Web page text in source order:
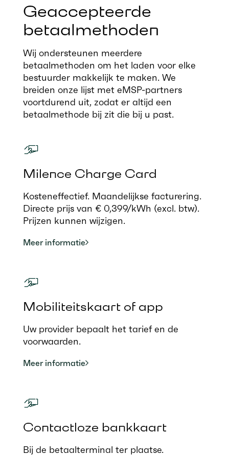
Geaccepteerde
betaalmethoden
Wij ondersteunen meerdere
betaalmethoden om het laden voor elke
bestuurder makkelijk te maken. We
breiden onze lijst met eMSP-partners
voortdurend uit, zodat er altijd een
betaalmethode bij zit die bij u past.
Milence Charge Card
Kosteneffectief. Maandelijkse facturering.
Directe prijs van € 0,399/kWh (excl. btw).
Prijzen kunnen wijzigen.
Meer informatie
Mobiliteitskaart of app
Uw provider bepaalt het tarief en de
voorwaarden.
Meer informatie
Contactloze bankkaart
Bij de betaalterminal ter plaatse.